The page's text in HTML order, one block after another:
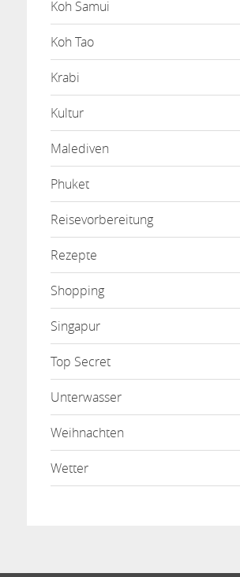
Koh Samui
Koh Tao
Krabi
Kultur
Malediven
Phuket
Reisevorbereitung
Rezepte
Shopping
Singapur
Top Secret
Unterwasser
Weihnachten
Wetter